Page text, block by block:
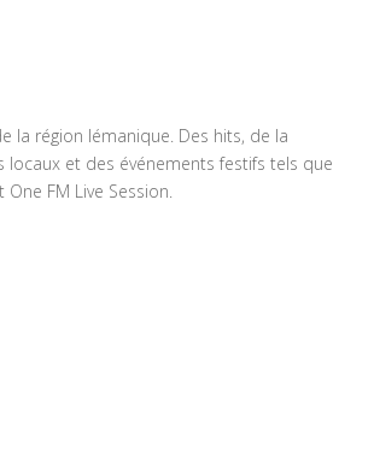
la région lémanique. Des hits, de la
et des événements festifs tels que
FM Live Session.